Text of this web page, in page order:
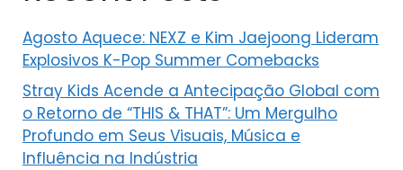
Agosto Aquece: NEXZ e Kim Jaejoong Lideram
Explosivos K-Pop Summer Comebacks
Stray Kids Acende a Antecipação Global com
o Retorno de “THIS & THAT”: Um Mergulho
Profundo em Seus Visuais, Música e
Influência na Indústria